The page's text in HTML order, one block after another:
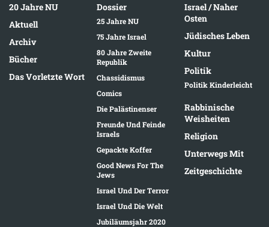
20 Jahre NU
Aktuell
Archiv
Bücher
Das Vorletzte Wort
Dossier
25 Jahre NU
75 Jahre Israel
80 Jahre Zweite
Republik
Chassidismus
Comics
Die Palästinenser
Freunde Und Feinde
Israels
Gepackte Koffer
Good News For The
Jews
Israel Und Der Terror
Israel Und Die Welt
Jubiläumsjahr 2020
Israel / Naher
Osten
Jüdisches Leben
Kultur
Politik
Politik Kinderleicht
Rabbinische
Weisheiten
Religion
Unterwegs Mit
Zeitgeschichte